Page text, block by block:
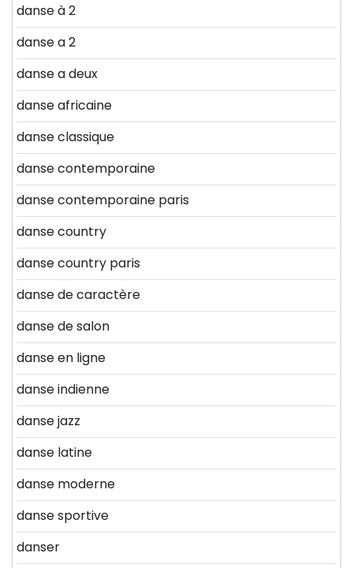
danse à 2
danse a 2
danse a deux
danse africaine
danse classique
danse contemporaine
danse contemporaine paris
danse country
danse country paris
danse de caractère
danse de salon
danse en ligne
danse indienne
danse jazz
danse latine
danse moderne
danse sportive
danser